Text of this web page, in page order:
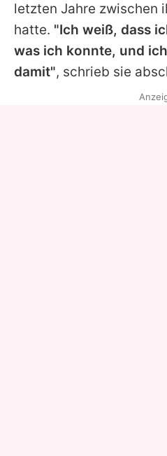
letzten Jahre zwischen
hatte. "Ich weiß, dass
was ich konnte, und
damit", schrieb sie